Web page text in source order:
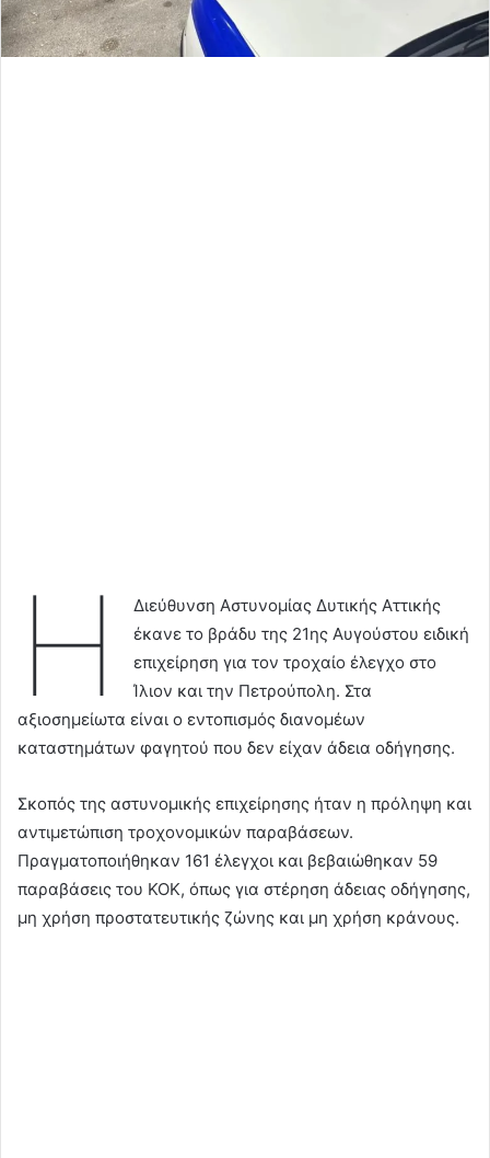
Η
Διεύθυνση Αστυνομίας Δυτικής Αττικής
έκανε το βράδυ της 21ης Αυγούστου ειδική
επιχείρηση για τον τροχαίο έλεγχο στο
Ίλιον και την Πετρούπολη. Στα
αξιοσημείωτα είναι ο εντοπισμός διανομέων
καταστημάτων φαγητού που δεν είχαν άδεια οδήγησης.
Σκοπός της αστυνομικής επιχείρησης ήταν η πρόληψη και
αντιμετώπιση τροχονομικών παραβάσεων.
Πραγματοποιήθηκαν 161 έλεγχοι και βεβαιώθηκαν 59
παραβάσεις του ΚΟΚ, όπως για στέρηση άδειας οδήγησης,
μη χρήση προστατευτικής ζώνης και μη χρήση κράνους.